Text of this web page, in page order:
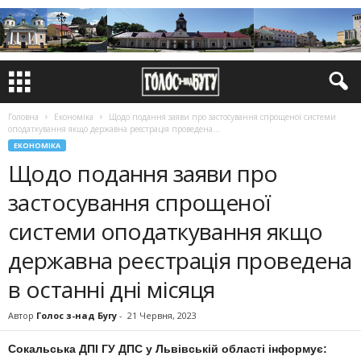
Головна Економіка
Щодо подання заяви про застосування спрощеної системи
оподаткування якщо державна реєстрація проведена...
ЕКОНОМІКА
Щодо подання заяви про
застосування спрощеної
системи оподаткування якщо
державна реєстрація проведена
в останні дні місяця
Автор Голос з-над Бугу - 21 Червня, 2023
Сокальська ДПІ ГУ ДПС у Львівській області інформує: